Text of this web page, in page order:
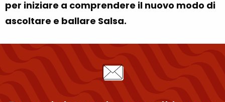
per iniziare a comprendere il nuovo modo di
ascoltare e ballare Salsa.